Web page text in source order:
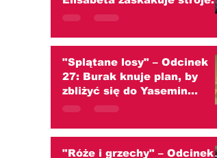
i ściera się z Darcym
"Splątane losy" – Odcinek
27: Burak knuje plan, by
zbliżyć się do Yasemin
(streszczenie)
"Róże i grzechy" – Odcinek